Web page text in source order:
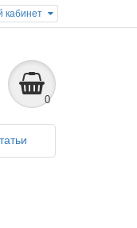
кабинет
0